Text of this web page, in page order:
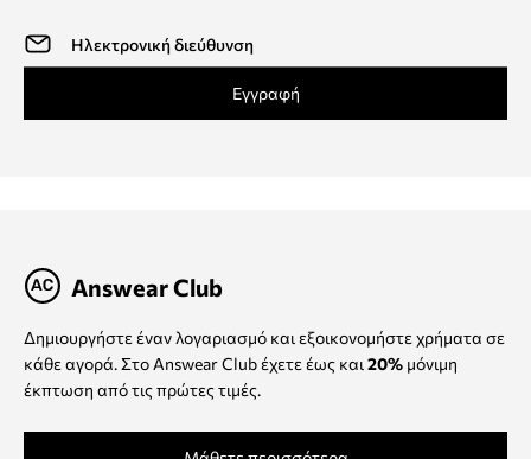
Εγγραφή
Answear Club
Δημιουργήστε έναν λογαριασμό και εξοικονομήστε χρήματα σε
κάθε αγορά. Στο Answear Club έχετε έως και 20% μόνιμη
έκπτωση από τις πρώτες τιμές.